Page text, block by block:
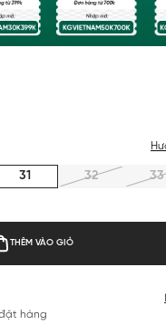
31 32 33
THÊM VÀO GIỎ
hàng